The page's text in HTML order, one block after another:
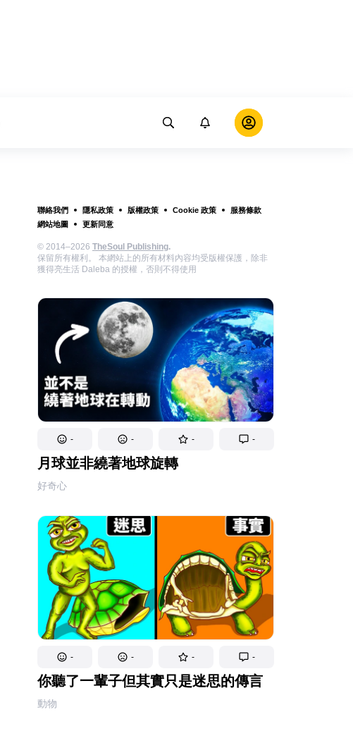
聯絡我們 隱私政策 版權政策 Cookie 政策
服務條款
網站地圖
更新同意
© 2014–2026 TheSoul Publishing.
保留所有權利。 本網站上的所有材料內容均受版權保護，除非
獲得亮生活 Daleba 的授權，否則不得使用
- - - -
月球並非繞著地球旋轉
好奇心
- - - -
你聽了一輩子但其實只是迷思的傳言
動物